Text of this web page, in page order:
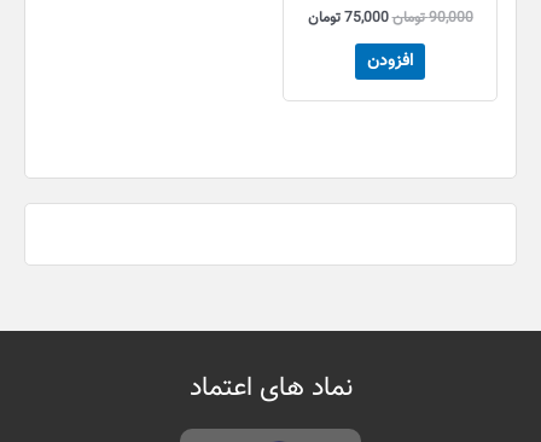
90,000تومان75,000تومان
افزودن
نماد های اعتماد